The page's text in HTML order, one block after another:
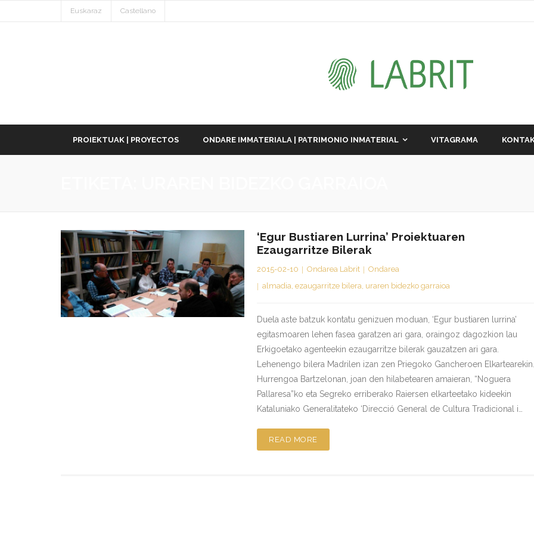
Euskaraz Castellano
PROIEKTUAK | PROYECTOS ONDARE IMMATERIALA | PATRIMONIO INMATERIAL VITAGRAMA
‘Egur Bustiaren Lurrina’ Proiektuaren
Ezaugarritze Bilerak
2015-02-10 Ondarea Labrit
Ondarea
almadia,ezaugarritze bilera, uraren bidezko garraioa
Duela aste batzuk kontatu genizuen moduan, ‘Egur bustiaren lurrina’
egitasmoaren lehen fasea garatzen ari gara, oraingoz dagozkion lau
Erkigoetako agenteekin ezaugarritze bilerak gauzatzen ari gara.
Lehenengo bilera Madrilen izan zen Priegoko Gancheroen Elkartearekin.
Hurrengoa Bartzelonan, joan den hilabetearen amaieran, “Noguera
Pallaresa”ko eta Segreko erriberako Raiersen elkarteetako kideekin
Kataluniako Generalitateko ‘Direcció General de Cultura Tradicional i…
READ MORE